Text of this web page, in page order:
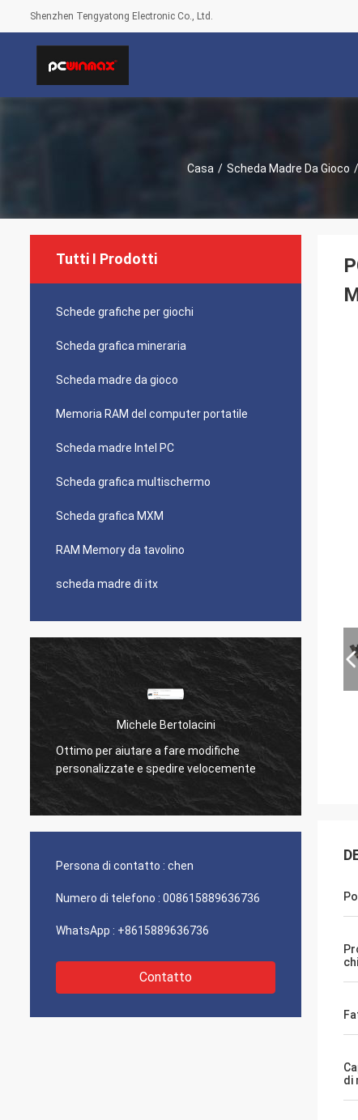
Shenzhen Tengyatong Electronic Co., Ltd.
Casa / Scheda Madre Da Gioco /
Tutti I Prodotti
Schede grafiche per giochi
Scheda grafica mineraria
Scheda madre da gioco
Memoria RAM del computer portatile
Scheda madre Intel PC
Scheda grafica multischermo
Scheda grafica MXM
RAM Memory da tavolino
scheda madre di itx
Michele Bertolacini
Ottimo per aiutare a fare modifiche
personalizzate e spedire velocemente
Persona di contatto : chen
Numero di telefono : 008615889636736
WhatsApp : +8615889636736
Contatto
di